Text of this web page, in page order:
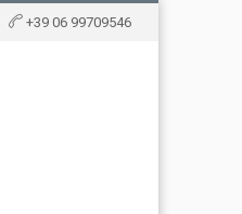
+39 06 99709546